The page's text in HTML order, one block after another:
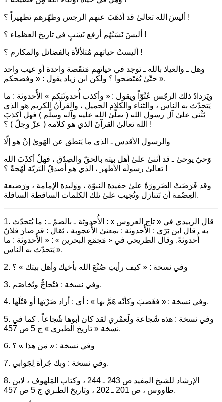
أليسَ الله تعالىٰ قد أذهَبَ عنهم الرجس وطهّرهم تطهيراً ؟ !
أليسَ نَسَبُهُم أرفع نَسَبٍ في تاريخ العظماء ؟ !
أليستْ حياتهم مُتلألأة بالفضائل والمكارم ؟ !
وهل ـ والعياذ بالله ـ توجد في حياتهم مَنقَصة واحدة أو عيب واحد
حتّىٰ يُفتَضحوا ؟ ولكن ابن زياد يقول : « وفضحكم ».
ويَزدادُ ذلك الرجْس عُتُوّاً ويقول : « وأكذب أُحدوثَتكم » الأُحدوثة : ما
يَتحدّث به الناس ، والثناء والكلام الجميل ، والقرآنُ الكريم هو الذي
يُثْني علىٰ آل رسول الله ( صلّىٰ الله عليه وآله وسلّم ) فهل أكذبَ
الله تعالىٰ القرآنَ الذي هو كلامه ( عزّ وجلّ ) ؟ !
والرسول الأقدس ـ الذي ما يَنطق عن الهَوىٰ إنْ هو إلّا
وَحيٌ يوحىٰ ـ قد أثنىٰ علىٰ أهل بيته بالحقّ والصِدْق ، فهلْ أكذَبَ الله
تعالىٰ رسولَه الأطهر ، الذي هو أصدقُ البَريّة لَهْجةً ؟ !
وقد فَرَضَتْ الضَرورَةُ علىٰ حفيدة النبوّة ، ووَليدة الإمامة ، ورَضيعة
العِصْمة أن تَتنازل وتُجيب علىٰ تلك الكلمات الساقطة السافلة.
1. قال الزبيدي في « تاج العروس » : الأُحدوثة ـ بالضمّ ـ : ما يُتحدّث
به . قال ابن بَرّي : الأُحدوثة : بمعنىٰ الأُعجوبة ، يُقال : قد صارَ فلانٌ
أُحدوثةً. وقال الطريحي في « مَجمَع البحرين » : « الأُحدوثة : ما
يَتحدّث به الناس ».
2. وفي نسخة : « كيف رأيتِ صُنْعَ الله بأخيك وأهل بيتك » ؟
3. وفي نسخة : فتُحاجُّ وتُخاصَم.
4. وفي نسخة : « فغَضبَ وكأنّه هَمَّ بها » : أي : أراد ضَرْبَها أو قتْلَها.
5. وفي نسخة : هذه شُجاعة ولَعمْري لقد كان أبوها شُجاعاً . كما في
نسخة « تاريخ الطبري » ج 5 ص 457.
6. وفي نسخة : « مَن هذا » ؟
7. وفي نسخة : وبك جُرأة لِجَوابي.
8. الإرشاد للشيخ المفيد ص 243 ـ 244 ، وكتاب المَلهوف ، لابن
طاووس ، ص 201 ـ 202 ، وتاريخ الطبري ج 5 ص 457.